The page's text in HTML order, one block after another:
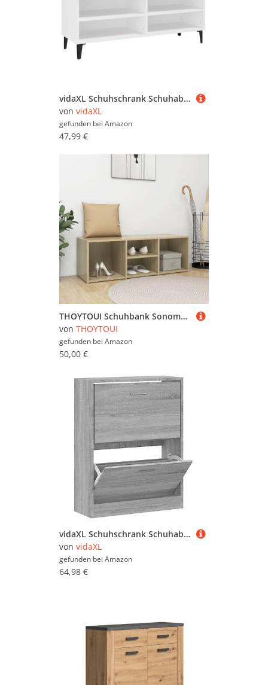
vidaXL Schuhschrank Schuhablage Schuhregal Schuhständer Schuhaufbewahrung Schuhorganizer Schuhkommode Weiß 102x35x55cm Holzwerkstoff
von vidaXL
gefunden bei Amazon
47,99 €
THOYTOUI Schuhbank Sonoma Eiche 105x35x35 cm Holzwerkstoff, Schuhregal Schuhständer Schuhkommode Shoe Organizer Verfügbar für Hotel Schlafzimmer Wohnzimmer Flur
von THOYTOUI
gefunden bei Amazon
50,00 €
vidaXL Schuhschrank Schuhablage Schuhregal Schuhständer Schuhaufbewahrung Schuhkipper Schuhkommode Grau Sonoma 63x24x81cm Holzwerkstoff
von vidaXL
gefunden bei Amazon
64,98 €